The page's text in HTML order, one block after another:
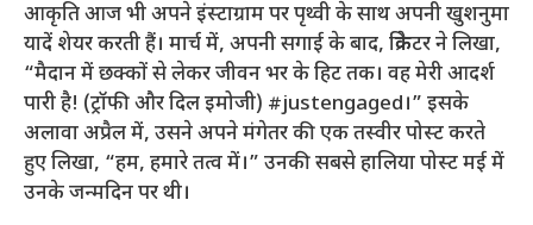
आकृति आज भी अपने इंस्टाग्राम पर पृथ्वी के साथ अपनी खुशनुमा
यादें शेयर करती हैं। मार्च में, अपनी सगाई के बाद, क्रिकेटर ने लिखा,
“मैदान में छक्कों से लेकर जीवन भर के हिट तक। वह मेरी आदर्श
पारी है! (ट्रॉफी और दिल इमोजी) #justengaged।” इसके
अलावा अप्रैल में, उसने अपने मंगेतर की एक तस्वीर पोस्ट करते
हुए लिखा, “हम, हमारे तत्व में।” उनकी सबसे हालिया पोस्ट मई में
उनके जन्मदिन पर थी।